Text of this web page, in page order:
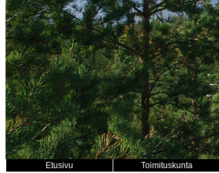
Etusivu Toimituskunta